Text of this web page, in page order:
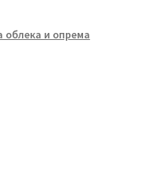
и опрема